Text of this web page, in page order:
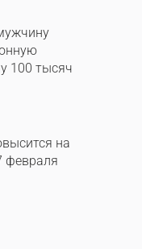
100 тысяч
на
февраля